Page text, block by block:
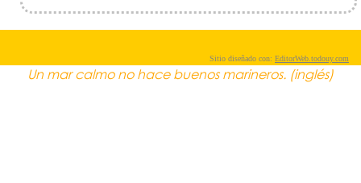
Sitio diseñado con: EditorWeb.todouy.com
Un mar calmo no hace buenos marineros. (inglés)